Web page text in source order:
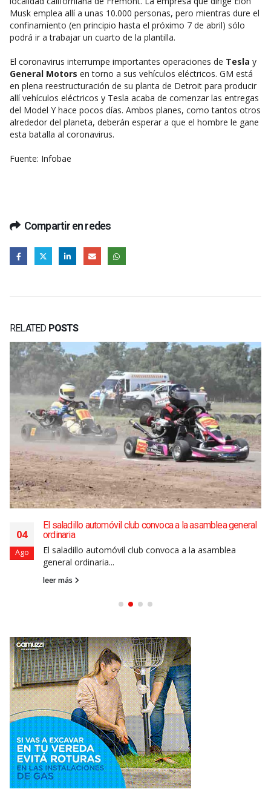
Musk emplea allí a unas 10.000 personas, pero mientras dure el
confinamiento (en principio hasta el próximo 7 de abril) sólo
podrá ir a trabajar un cuarto de la plantilla.
El coronavirus interrumpe importantes operaciones de Tesla y
General Motors en torno a sus vehículos eléctricos. GM está
en plena reestructuración de su planta de Detroit para producir
allí vehículos eléctricos y Tesla acaba de comenzar las entregas
del Model Y hace pocos días. Ambos planes, como tantos otros
alrededor del planeta, deberán esperar a que el hombre le gane
esta batalla al coronavirus.
Fuente: Infobae
Compartir en redes
RELATED POSTS
04
Ago
El saladillo automóvil club convoca a la asamblea general
ordinaria
El saladillo automóvil club convoca a la asamblea
general ordinaria...
leer más